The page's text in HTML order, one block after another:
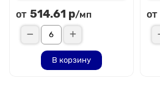
от 514.61 р/мп
В корзину
от